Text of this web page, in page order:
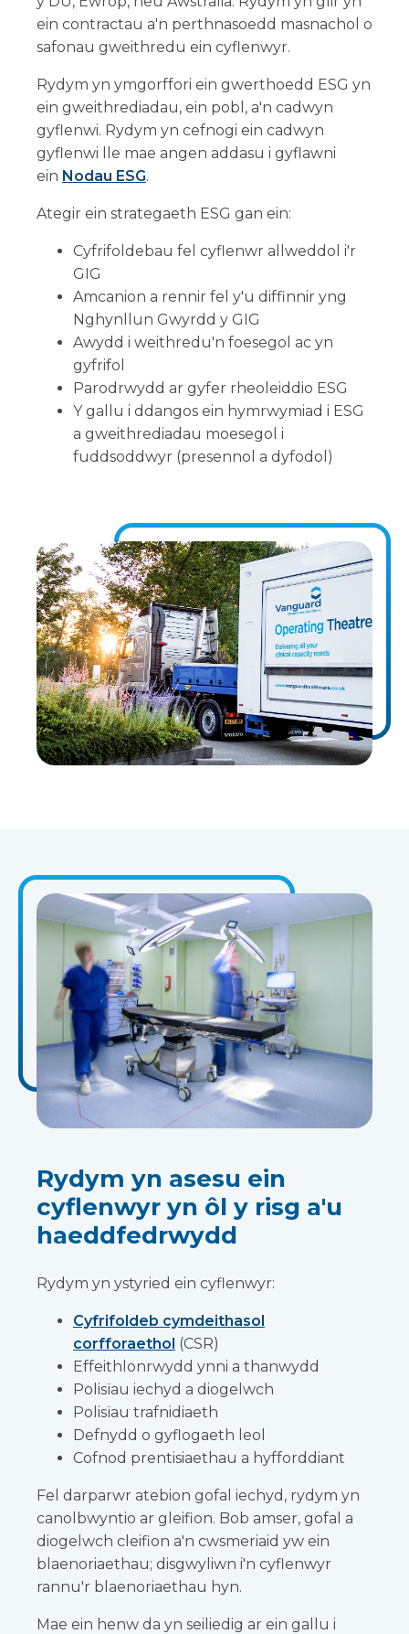
ein contractau a'n perthnasoedd masnachol o
safonau gweithredu ein cyflenwyr.
Rydym yn ymgorffori ein gwerthoedd ESG yn
ein gweithrediadau, ein pobl, a'n cadwyn
gyflenwi. Rydym yn cefnogi ein cadwyn
gyflenwi lle mae angen addasu i gyflawni
ein Nodau ESG.
Ategir ein strategaeth ESG gan ein:
Cyfrifoldebau fel cyflenwr allweddol i'r
GIG
Amcanion a rennir fel y'u diffinnir yng
Nghynllun Gwyrdd y GIG
Awydd i weithredu'n foesegol ac yn
gyfrifol
Parodrwydd ar gyfer rheoleiddio ESG
Y gallu i ddangos ein hymrwymiad i ESG
a gweithrediadau moesegol i
fuddsoddwyr (presennol a dyfodol)
Rydym yn asesu ein
cyflenwyr yn ôl y risg a'u
haeddfedrwydd
Rydym yn ystyried ein cyflenwyr:
Cyfrifoldeb cymdeithasol
corfforaethol (CSR)
Effeithlonrwydd ynni a thanwydd
Polisïau iechyd a diogelwch
Polisïau trafnidiaeth
Defnydd o gyflogaeth leol
Cofnod prentisiaethau a hyfforddiant
Fel darparwr atebion gofal iechyd, rydym yn
canolbwyntio ar gleifion. Bob amser, gofal a
diogelwch cleifion a'n cwsmeriaid yw ein
blaenoriaethau; disgwyliwn i'n cyflenwyr
rannu'r blaenoriaethau hyn.
Mae ein henw da yn seiliedig ar ein gallu i